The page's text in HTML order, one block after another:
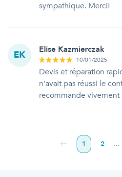
sympathique. Merci!
EK Elise Kazmierczak
10/01/2025
Devis et réparation
n'avait pas réussi le
recommande vivement
1 2 ...